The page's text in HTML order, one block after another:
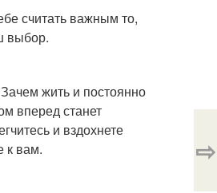
считать важным то,
выбор.
жить и постоянно
вперед станет
и вздохнете
к вам.
⇨